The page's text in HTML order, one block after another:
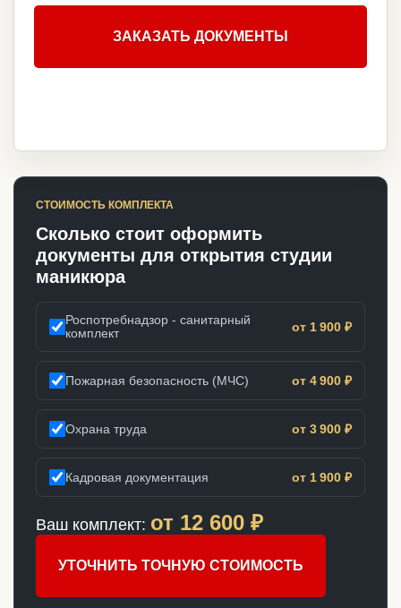
ЗАКАЗАТЬ ДОКУМЕНТЫ
СТОИМОСТЬ КОМПЛЕКТА
Сколько стоит оформить
документы для открытия студии
маникюра
Роспотребнадзор - санитарный
комплект
от 1 900 ₽
Пожарная безопасность (МЧС) от 4 900 ₽
Охрана труда от 3 900 ₽
Кадровая документация от 1 900 ₽
Ваш комплект: от 12 600 ₽
УТОЧНИТЬ ТОЧНУЮ СТОИМОСТЬ